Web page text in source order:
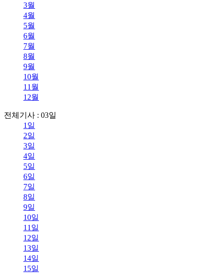
3월
4월
5월
6월
7월
8월
9월
10월
11월
12월
전체기사 : 03일
1일
2일
3일
4일
5일
6일
7일
8일
9일
10일
11일
12일
13일
14일
15일